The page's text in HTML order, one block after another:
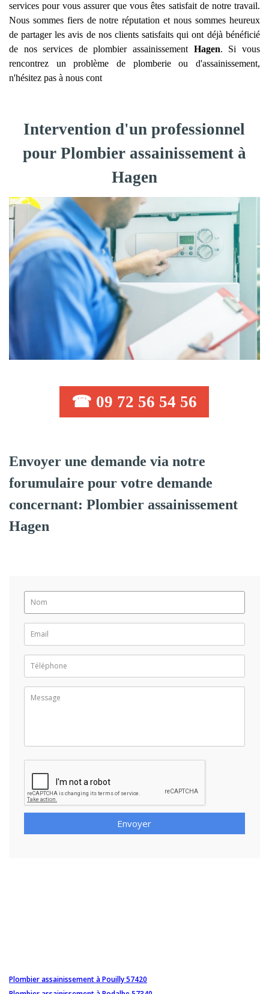
services pour vous assurer que vous êtes satisfait de notre travail.
Nous sommes fiers de notre réputation et nous sommes heureux
de partager les avis de nos clients satisfaits qui ont déjà bénéficié
de nos services de plombier assainissement Hagen. Si vous
rencontrez un problème de plomberie ou d'assainissement,
n'hésitez pas à nous cont
Intervention d'un professionnel
pour Plombier assainissement à
Hagen
☎ 09 72 56 54 56
Envoyer une demande via notre
forumulaire pour votre demande
concernant: Plombier assainissement
Hagen
Envoyer
Plombier assainissement à Pouilly 57420